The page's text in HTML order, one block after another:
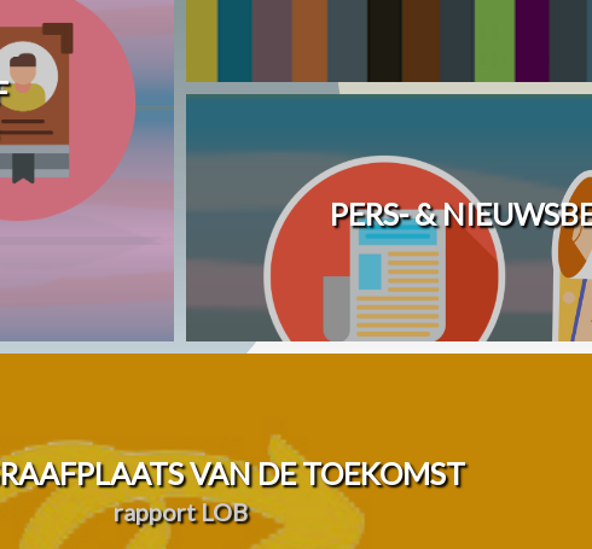
PERS- &
VAN DE TOEKOMST
rapport LOB